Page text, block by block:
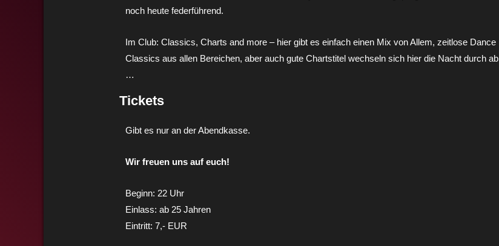
noch heute federführend.
Im Club: Classics, Charts and more – hier gibt es einfach einen Mix von Allem, zeitlose Dance
Classics aus allen Bereichen, aber auch gute Chartstitel wechseln sich hier die Nacht durch ab
…
Tickets
Gibt es nur an der Abendkasse.
Wir freuen uns auf euch!
Beginn: 22 Uhr
Einlass: ab 25 Jahren
Eintritt: 7,- EUR